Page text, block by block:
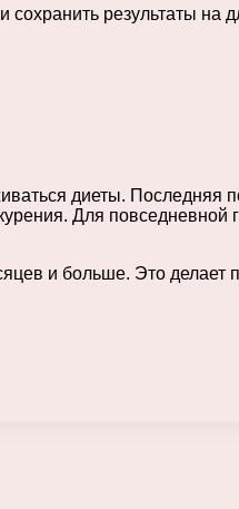
результаты на
диеты. Последняя
Для повседневной
и больше. Это делает